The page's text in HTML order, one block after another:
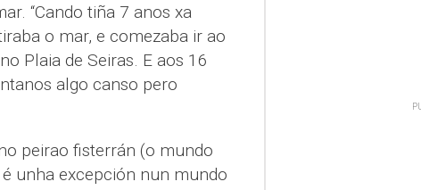
“Cando tiña 7 anos xa
o mar, e comezaba ir ao
Plaia de Seiras. E aos 16
algo canso pero
peirao fisterrán (o mundo
unha excepción nun mundo